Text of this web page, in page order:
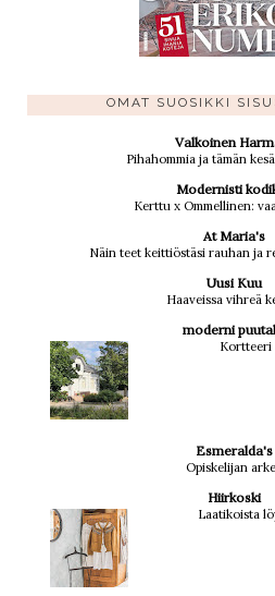
OMAT SUOSIKKI
Valkoinen
Pihahommia ja tämän
Modernisti
Kerttu x Ommellinen:
At Maria's
Näin teet keittiöstäsi rauhan ja
Uusi Kuu
Haaveissa vihreä
moderni
Kortteeri
Esmeralda's
Opiskelijan
Hiirkoski
Laatikoista